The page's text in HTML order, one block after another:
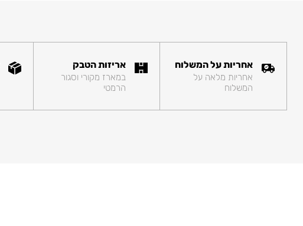
אחריות על המשלוח
אחריות מלאה על
המשלוח
אריזות הטבק
במארז מקורי וסגור
הרמטי